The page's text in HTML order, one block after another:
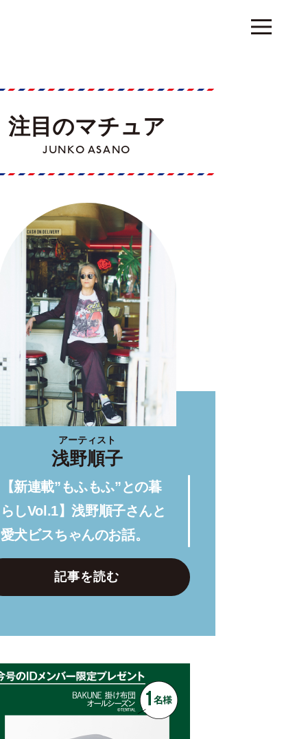
注目のマチュア
JUNKO ASANO
アーティスト
浅野順子
【新連載”もふもふ”との暮
らしVol.1】浅野順子さんと
愛犬ビスちゃんのお話。
記事を読む